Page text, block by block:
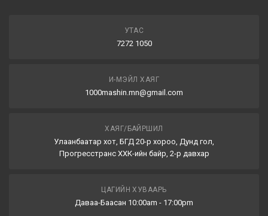
УТАС
7272 1050
И-МЭЙЛ ХАЯГ
1000mashin.mn@gmail.com
ХАЯГ/БАЙРШИЛ
Улаанбаатар хот, БГД 20-р хороо, Дунд гол,
Прогресстранс ХХК-ийн байр, 2-р давхар
ЦАГИЙН ХУВААРЬ
Даваа-Баасан 10:00am - 17:00pm